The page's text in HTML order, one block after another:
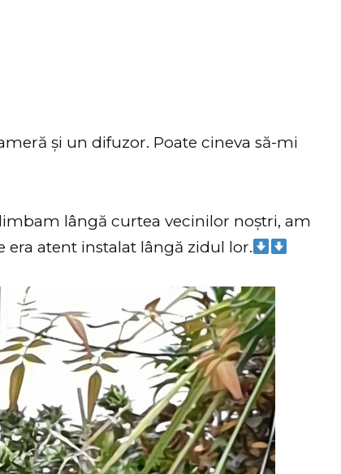
și un difuzor. Poate cineva să-mi
lângă curtea vecinilor noștri, am
atent instalat lângă zidul lor.